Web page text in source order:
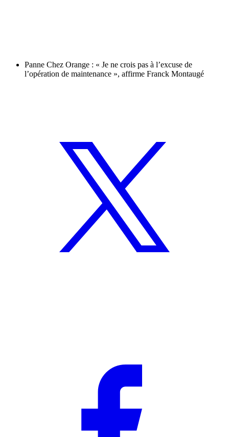
Panne Chez Orange : « Je ne crois pas à l’excuse de
l’opération de maintenance », affirme Franck Montaugé